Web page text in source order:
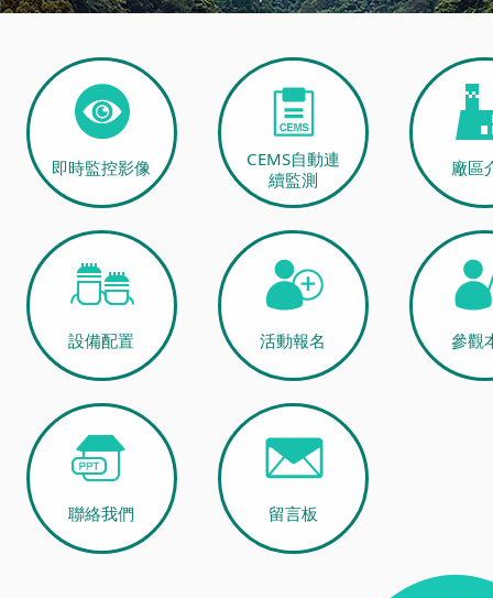
即時監控影像
CEMS自動連
續監測
廠區
設備配置 活動報名 參觀
聯絡我們 留言板